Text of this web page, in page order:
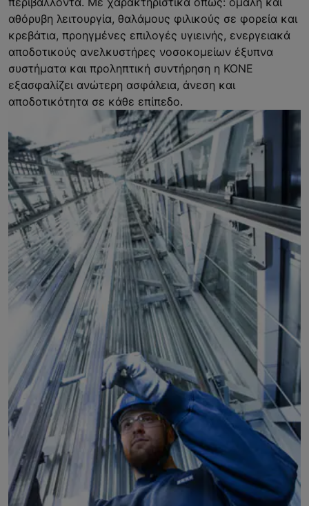
αθόρυβη λειτουργία, θαλάμους φιλικούς σε φορεία και
κρεβάτια, προηγμένες επιλογές υγιεινής, ενεργειακά
αποδοτικούς ανελκυστήρες νοσοκομείων έξυπνα
συστήματα και προληπτική συντήρηση η KONE
εξασφαλίζει ανώτερη ασφάλεια, άνεση και
αποδοτικότητα σε κάθε επίπεδο.